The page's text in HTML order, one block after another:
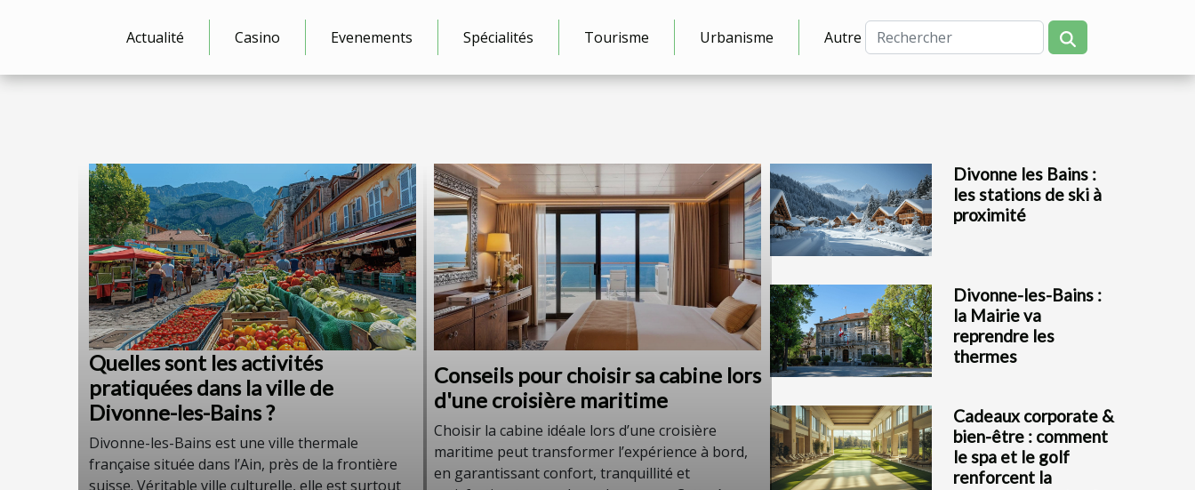
Actualité Casino Evenements Spécialités Tourisme Urbanisme Autre
Quelles sont les activités
pratiquées dans la ville de
Divonne-les-Bains ?
Divonne-les-Bains est une ville thermale
française située dans l’Ain, près de la frontière
suisse. Véritable ville culturelle, elle est surtout
Conseils pour choisir sa cabine lors
d'une croisière maritime
Choisir la cabine idéale lors d’une croisière
maritime peut transformer l’expérience à bord,
en garantissant confort, tranquillité et
Divonne les Bains :
les stations de ski à
proximité
Divonne-les-Bains :
la Mairie va
reprendre les
thermes
Cadeaux corporate &
bien-être : comment
le spa et le golf
renforcent la